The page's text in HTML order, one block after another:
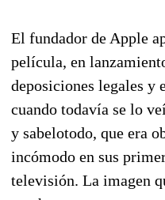
El fundador de Apple
película, en
deposiciones legales y
cuando todavía se lo
y sabelotodo, que era
incómodo en sus
televisión. La imagen